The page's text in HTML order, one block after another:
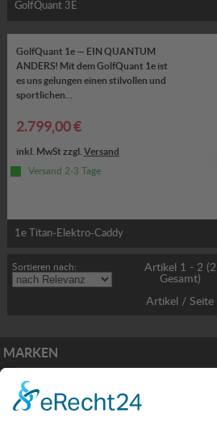
GolfQuant 3E
GolfQuant 1e — EIN QUANTUM
ANDERS! Mit dem GolfQuant 1e ist
es uns gelungen einen stilvollen und
sportlichen...
2.799,00 €
inkl. MwSt zzgl. Versand
Versand 2-3 Tage
1e Titan-Elektro-Caddy
Sortieren nach:
Artikel 1 - 2 (2
Gesamt)
Artikel / Seite
MARKEN